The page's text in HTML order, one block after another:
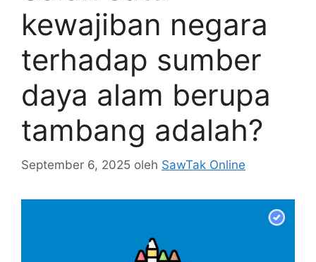
kewajiban negara
terhadap sumber
daya alam berupa
tambang adalah?
September 6, 2025 oleh SawTak Online